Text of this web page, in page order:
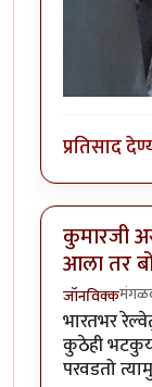
प्रतिसाद
कुमारजी
आला तर
जॉनविक्क
भारतभर
कुठेही
परवडतो